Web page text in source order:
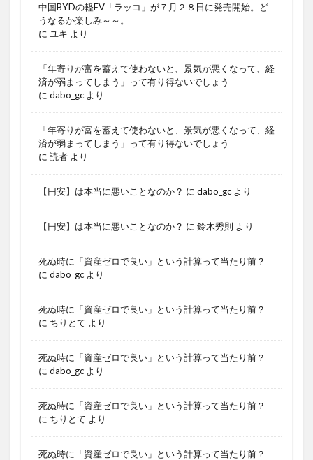
中国BYDの軽EV「ラッコ」が７月２８日に発売開始。ど
うなるか楽しみ～～。
に ユキ より
「年寄りが富を蓄えて使わないと、景気が悪くなって、経
済が弱まってしまう」って有り得ないでしょう
に dabo_gc より
「年寄りが富を蓄えて使わないと、景気が悪くなって、経
済が弱まってしまう」って有り得ないでしょう
に 読者 より
【円安】は本当に悪いことなのか？ に dabo_gc より
【円安】は本当に悪いことなのか？ に 鈴木秀則 より
死ぬ時に「資産ゼロで良い」という計算って当たり前？
に dabo_gc より
死ぬ時に「資産ゼロで良い」という計算って当たり前？
に ちりとて より
死ぬ時に「資産ゼロで良い」という計算って当たり前？
に dabo_gc より
死ぬ時に「資産ゼロで良い」という計算って当たり前？
に ちりとて より
死ぬ時に「資産ゼロで良い」という計算って当たり前？